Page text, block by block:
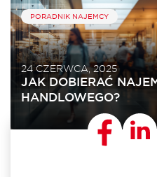
PORADNIK NAJEMCY
24 CZERWCA, 2025
JAK DOBIERAĆ
HANDLOWEGO?